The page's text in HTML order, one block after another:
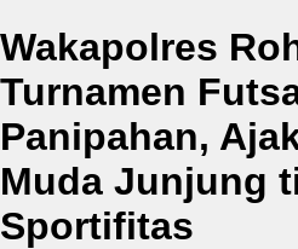
Wakapolres
Turnamen
Panipahan,
Muda Junjung
Sportifitas